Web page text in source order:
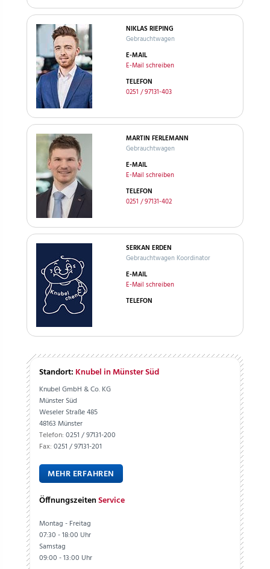
NIKLAS RIEPING
Gebrauchtwagen
E-MAIL
E-Mail schreiben
TELEFON
0251 / 97131-403
MARTIN FERLEMANN
Gebrauchtwagen
E-MAIL
E-Mail schreiben
TELEFON
0251 / 97131-402
SERKAN ERDEN
Gebrauchtwagen Koordinator
E-MAIL
E-Mail schreiben
TELEFON
Standort: Knubel in Münster Süd
Knubel GmbH & Co. KG
Münster Süd
Weseler Straße 485
48163 Münster
Telefon: 0251 / 97131-200
Fax: 0251 / 97131-201
MEHR ERFAHREN
ÖffnungszeitenService
Montag - Freitag
07:30 - 18:00 Uhr
Samstag
09:00 - 13:00 Uhr